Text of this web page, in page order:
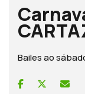
Bailes ao